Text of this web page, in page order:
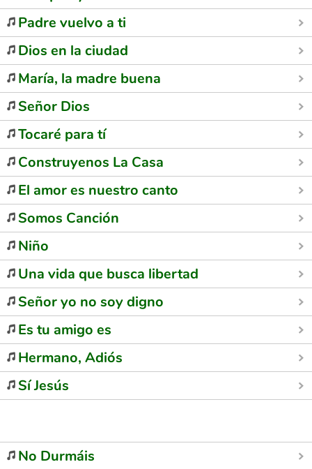
Padre vuelvo a ti
Dios en la ciudad
María, la madre buena
Señor Dios
Tocaré para tí
Construyenos La Casa
El amor es nuestro canto
Somos Canción
Niño
Una vida que busca libertad
Señor yo no soy digno
Es tu amigo es
Hermano, Adiós
Sí Jesús
No Durmáis